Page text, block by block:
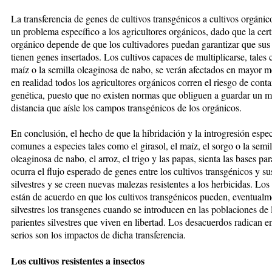
La transferencia de genes de cul­ti­­vos transgénicos a cultivos
un problema específico a los agricultores orgánicos, dado que la
orgánico depende de que los cultivadores puedan garantizar que
tienen genes in­ser­ta­dos. Los cultivos capaces de mul­ti­pli­car­se, tales
maíz o la se­milla oleaginosa de nabo, se verán afec­ta­dos en mayor
en realidad to­dos los agricultores orgánicos corren el riesgo de
genética, puesto que no existen normas que obli­­guen a guardar un
distancia que aísle los campos transgénicos de los orgánicos.
En conclusión, el hecho de que la hi­bridación y la introgresión
comunes a especies tales co­mo el girasol, el maíz, el sorgo o la
oleaginosa de nabo, el arroz, el tri­go y las papas, sienta las bases
ocurra el flujo esperado de genes entre los cultivos transgénicos y
silvestres y se creen nuevas malezas resistentes a los herbicidas.
están de acuer­do en que los cul­ti­vos transgénicos pueden,
silves­tres los trans­genes cuando se introdu­cen en las po­bla­cio­nes de
parientes silvestres que vi­ven en libertad. Los desacuerdos radican
serios son los impactos de dicha trans­ferencia.
Los cultivos resistentes a insectos